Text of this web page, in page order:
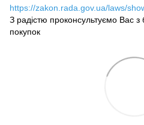
https://zakon.rada.gov.ua/laws/
З радістю проконсультуємо Вас
покупок